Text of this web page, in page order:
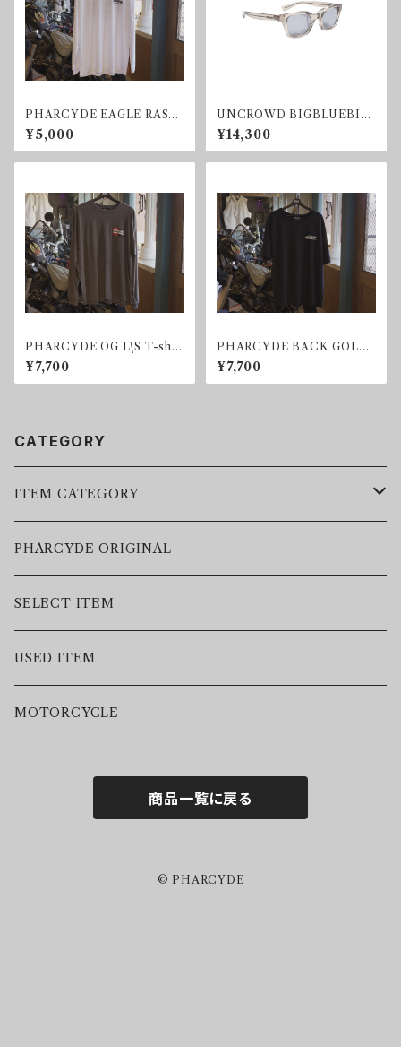
PHARCYDE EAGLE RASH
GUARD
¥5,000
UNCROWD BIGBLUEBIR
D SUNGLASS SMOKE
¥14,300
PHARCYDE OG L\S T-shir
t
¥7,700
PHARCYDE BACK GOLD
T-shirt
¥7,700
CATEGORY
ITEM CATEGORY
LEATHER JACKET
JACKET
VEST
SWEAT
PHARCYDE ORIGINAL
SELECT ITEM
USED ITEM
MOTORCYCLE
商品一覧に戻る
© PHARCYDE